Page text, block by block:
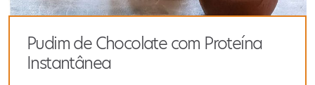
Pudim de Chocolate com Proteína
Instantânea